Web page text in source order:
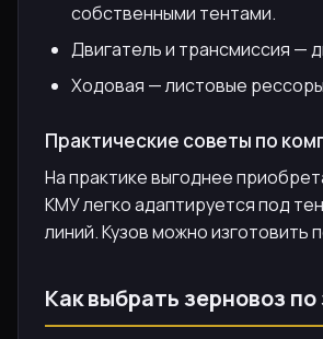
собственными тентами.
Двигатель и трансмиссия —
Ходовая — листовые
Практические советы по
На практике выгоднее
КМУ легко адаптируется под
линий. Кузов можно изготовить
Как выбрать зерновоз